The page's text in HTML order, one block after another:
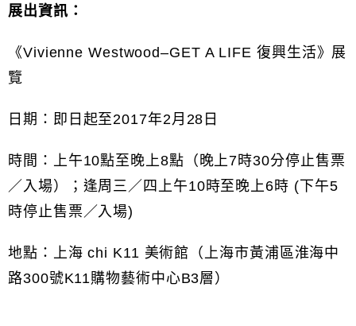
展出資訊：
《Vivienne Westwood–GET A LIFE 復興生活》展
覽
日期：即日起至2017年2月28日
時間：上午10點至晚上8點（晚上7時30分停止售票
／入場）；逢周三／四上午10時至晚上6時 (下午5
時停止售票／入場)
地點：上海 chi K11 美術館（上海市黃浦區淮海中
路300號K11購物藝術中心B3層）